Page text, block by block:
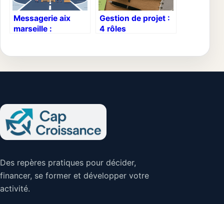
Messagerie aix
marseille :
Gestion de projet :
4 rôles
parcours pour
Des repères pratiques pour décider,
financer, se former et développer votre
activité.